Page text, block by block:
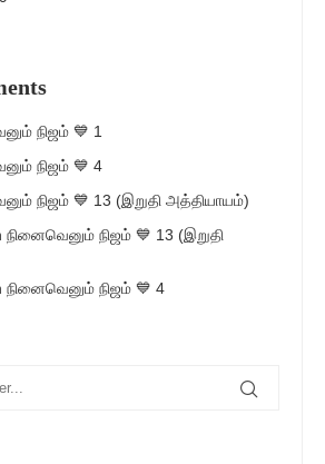
நிஜம் 💙 1
நிஜம் 💙 4
நிஜம் 💙 13 (இறுதி அத்தியாயம்)
நினைவெனும் நிஜம் 💙 13 (இறுதி
நினைவெனும் நிஜம் 💙 4